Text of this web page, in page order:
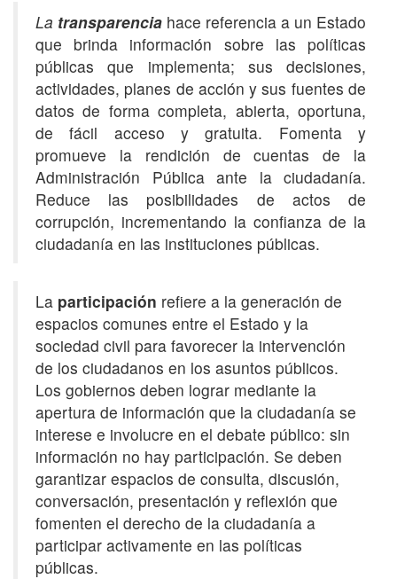
La transparencia hace referencia a un Estado
que brinda información sobre las políticas
públicas que implementa; sus decisiones,
actividades, planes de acción y sus fuentes de
datos de forma completa, abierta, oportuna,
de fácil acceso y gratuita. Fomenta y
promueve la rendición de cuentas de la
Administración Pública ante la ciudadanía.
Reduce las posibilidades de actos de
corrupción, incrementando la confianza de la
ciudadanía en las instituciones públicas.
La participación refiere a la generación de
espacios comunes entre el Estado y la
sociedad civil para favorecer la intervención
de los ciudadanos en los asuntos públicos.
Los gobiernos deben lograr mediante la
apertura de información que la ciudadanía se
interese e involucre en el debate público: sin
información no hay participación. Se deben
garantizar espacios de consulta, discusión,
conversación, presentación y reflexión que
fomenten el derecho de la ciudadanía a
participar activamente en las políticas
públicas.